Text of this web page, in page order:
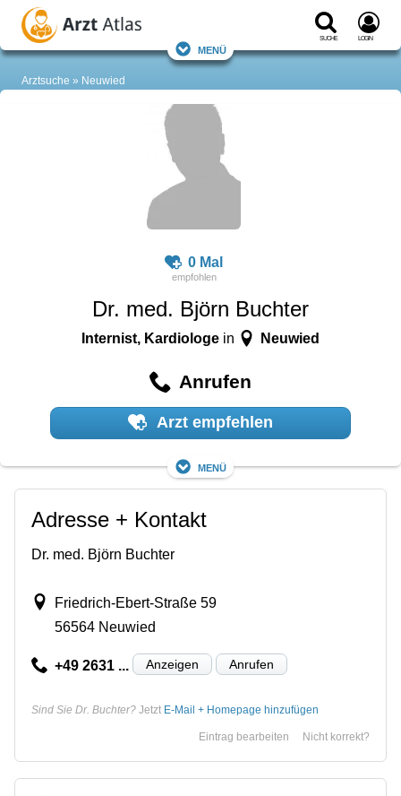
Suche Login
Menü
Arztsuche Neuwied
0 Mal
Dr. med. Björn Buchter
Internist, Kardiologein Neuwied
Anrufen
Arzt empfehlen
Menü
Adresse + Kontakt
Dr. med. Björn Buchter
Friedrich-Ebert-Straße 59
56564 Neuwied
+49 2631 ... Anzeigen Anrufen
Sind Sie Dr. Buchter? Jetzt E-Mail + Homepage hinzufügen
Nicht korrekt?
Eintrag bearbeiten